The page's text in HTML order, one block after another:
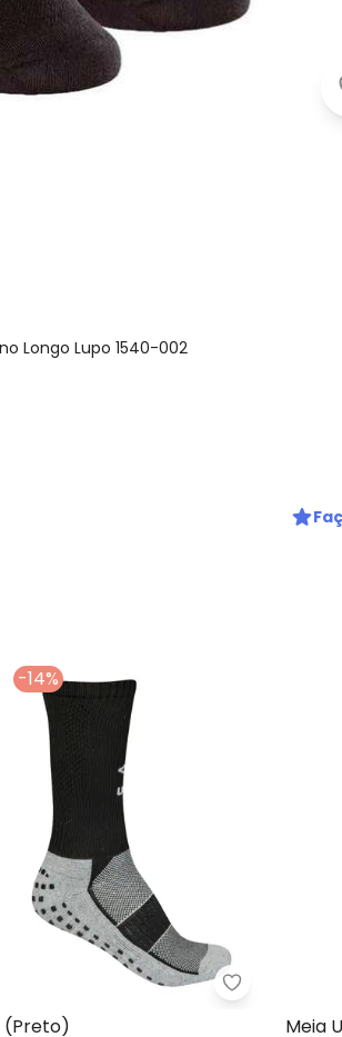
Longo Lupo 1540-002
- Meia de Futebol Pro Socks Preto
-14%
Meiao 3/4
(Preto)
Meia